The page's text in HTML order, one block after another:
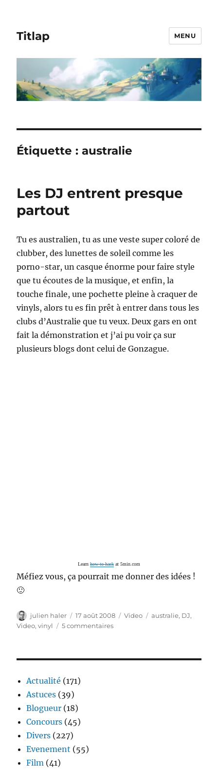
Titlap MENU
Étiquette :australie
Les DJ entrent presque
partout
Tu es australien, tu as une veste super coloré de
clubber, des lunettes de soleil comme les
porno-star, un casque énorme pour faire style
que tu écoutes de la musique, et enfin, la
touche finale, une pochette pleine à craquer de
vinyls, alors tu es fin prêt à entrer dans tous les
clubs d’Australie que tu veux. Deux gars en ont
fait la démonstration et j’ai pu voir ça sur
plusieurs blogs dont celui de Gonzague.
Learn how to hack at 5min.com
Méfiez vous, ça pourrait me donner des idées !
🙂
Auteur
julien haler
Publié
le
17 août 2008 Catégories
Video Étiquettes
australie, DJ,
Video,vinyl 5 commentairessur
Actualité (171)
Astuces (39)
Blogueur (18)
Concours (45)
Divers (227)
Evenement (55)
Film (41)